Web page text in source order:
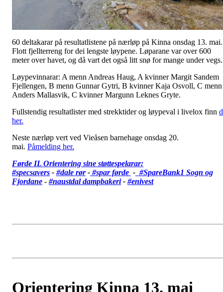
60 deltakarar på resultatlistene på nærløp på Kinna onsdag 13. mai.
Flott fjellterreng for dei lengste løypene. Løparane var over 600
meter over havet, og då vart det også litt snø for mange under
Løypevinnarar: A menn Andreas Haug, A kvinner Margit Sandem
Fjellengen, B menn Gunnar Gytri, B kvinner Kaja Osvoll, C menn
Anders Mallasvik, C kvinner Margunn Leknes Gryte.
Fullstendig resultatlister med strekktider og løypeval i livelox finn
her.
Neste nærløp vert ved Vieåsen barnehage onsdag 20.
mai. Påmelding her.
Førde IL Orientering sine støttespelarar:
#specsavers - #dale rør- #spar førde - #SpareBank1 Sogn og
Fjordane - #naustdal dampbakeri - #enivest
Orientering Kinna 13. mai